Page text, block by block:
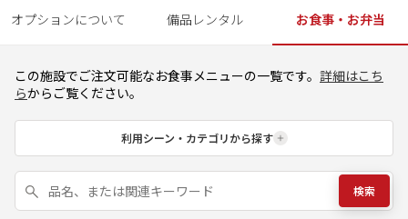
オプションについて 備品レンタル お食事・お弁当
この施設でご注文可能なお食事メニューの一覧です。 詳細はこち
らからご覧ください。
利用シーン・カテゴリから探す
検索